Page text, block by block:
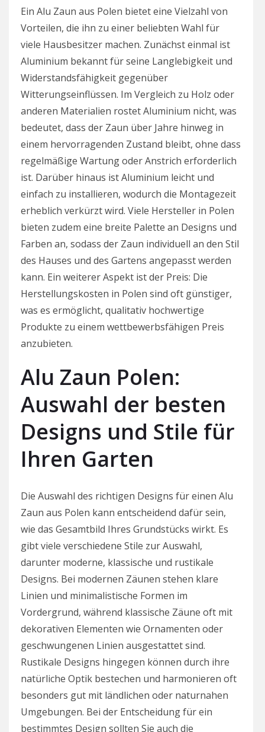
Ein Alu Zaun aus Polen bietet eine Vielzahl von
Vorteilen, die ihn zu einer beliebten Wahl für
viele Hausbesitzer machen. Zunächst einmal ist
Aluminium bekannt für seine Langlebigkeit und
Widerstandsfähigkeit gegenüber
Witterungseinflüssen. Im Vergleich zu Holz oder
anderen Materialien rostet Aluminium nicht, was
bedeutet, dass der Zaun über Jahre hinweg in
einem hervorragenden Zustand bleibt, ohne dass
regelmäßige Wartung oder Anstrich erforderlich
ist. Darüber hinaus ist Aluminium leicht und
einfach zu installieren, wodurch die Montagezeit
erheblich verkürzt wird. Viele Hersteller in Polen
bieten zudem eine breite Palette an Designs und
Farben an, sodass der Zaun individuell an den Stil
des Hauses und des Gartens angepasst werden
kann. Ein weiterer Aspekt ist der Preis: Die
Herstellungskosten in Polen sind oft günstiger,
was es ermöglicht, qualitativ hochwertige
Produkte zu einem wettbewerbsfähigen Preis
anzubieten.
Alu Zaun Polen:
Auswahl der besten
Designs und Stile für
Ihren Garten
Die Auswahl des richtigen Designs für einen Alu
Zaun aus Polen kann entscheidend dafür sein,
wie das Gesamtbild Ihres Grundstücks wirkt. Es
gibt viele verschiedene Stile zur Auswahl,
darunter moderne, klassische und rustikale
Designs. Bei modernen Zäunen stehen klare
Linien und minimalistische Formen im
Vordergrund, während klassische Zäune oft mit
dekorativen Elementen wie Ornamenten oder
geschwungenen Linien ausgestattet sind.
Rustikale Designs hingegen können durch ihre
natürliche Optik bestechen und harmonieren oft
besonders gut mit ländlichen oder naturnahen
Umgebungen. Bei der Entscheidung für ein
bestimmtes Design sollten Sie auch die